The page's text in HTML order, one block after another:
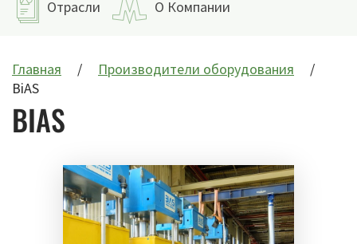
Отрасли О Компании
Главная
Производители оборудования
BiAS
BIAS